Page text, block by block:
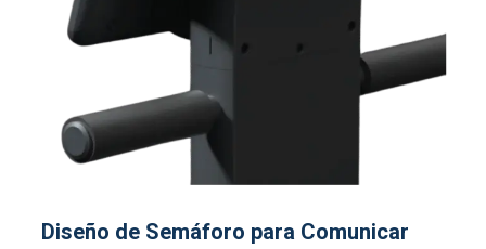
Diseño de Semáforo para Comunicar